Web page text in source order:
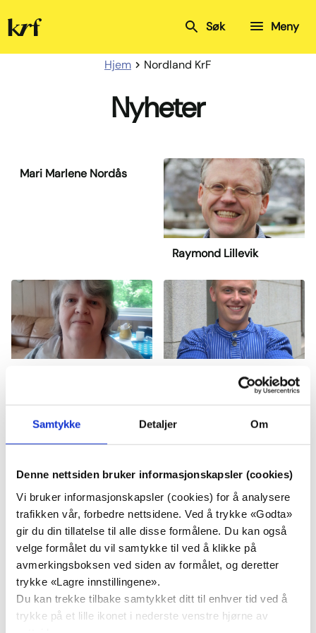
Samtykke Detaljer Om
Denne nettsiden bruker informasjonskapsler (cookies)
Vi bruker informasjonskapsler (cookies) for å analysere
trafikken vår, forbedre nettsidene. Ved å trykke «Godta»
gir du din tillatelse til alle disse formålene. Du kan også
velge formålet du vil samtykke til ved å klikke på
avmerkingsboksen ved siden av formålet, og deretter
trykke «Lagre innstillingene».
Du kan trekke tilbake samtykket ditt til enhver tid ved å
trykke på et lille ikonet i nederste venstre hjørne av
Kristelig
Folkeparti Meny
Søk
Hjem Nordland KrF
Nyheter
Mari Marlene Nordås
Raymond Lillevik
Bård Andreas Nordås
Alf Jostein Tinnan
Arve Lennart Knutsen